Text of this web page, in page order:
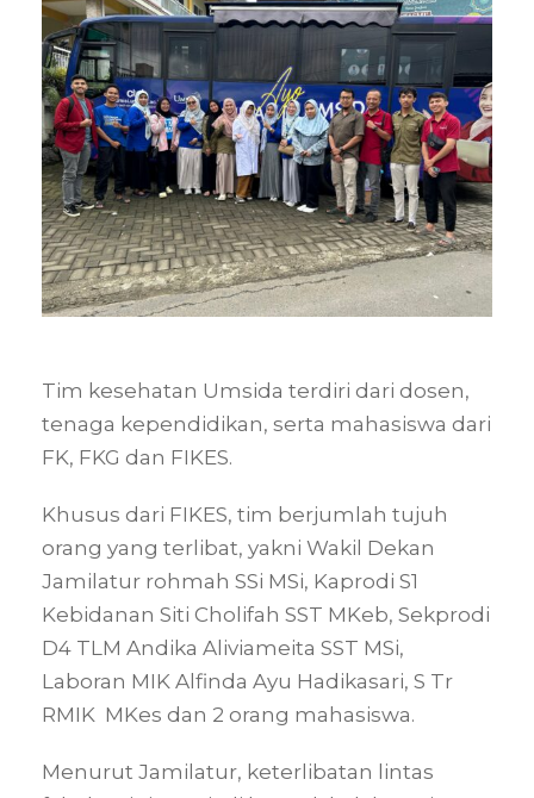
Tim kesehatan Umsida terdiri dari dosen,
tenaga kependidikan, serta mahasiswa dari
FK, FKG dan FIKES.
Khusus dari FIKES, tim berjumlah tujuh
orang yang terlibat, yakni Wakil Dekan
Jamilatur rohmah SSi MSi, Kaprodi S1
Kebidanan Siti Cholifah SST MKeb, Sekprodi
D4 TLM Andika Aliviameita SST MSi,
Laboran MIK Alfinda Ayu Hadikasari, S Tr
RMIK MKes dan 2 orang mahasiswa.
Menurut Jamilatur, keterlibatan lintas